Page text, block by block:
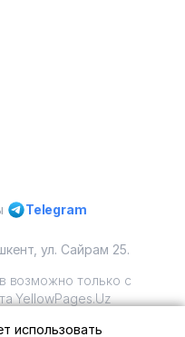
Telegram
ул. Сайрам 25.
возможно только с
YellowPages.Uz
2009 - 2026 / ООО
использовать